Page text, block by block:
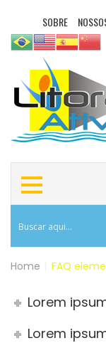
SOBRE
Home FAQ
Lorem
Lorem